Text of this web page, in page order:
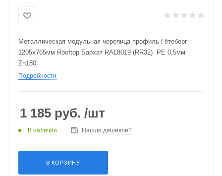
Металлическая модульная черепица профиль Гётеборг
1205х765мм Rooftop Бархат RAL8019 (RR32) PE 0,5мм
Zn180
Подробности
1 185 руб. /шт
В наличии Нашли дешевле?
В КОРЗИНУ